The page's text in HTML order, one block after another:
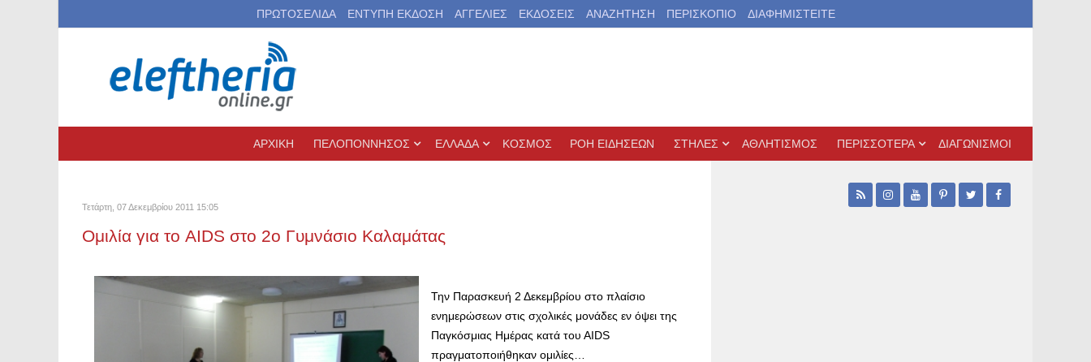
ΠΡΩΤΟΣΕΛΙΔΑ ΕΝΤΥΠΗ ΕΚΔΟΣΗ ΑΓΓΕΛΙΕΣ ΕΚΔΟΣΕΙΣ ΑΝΑΖΗΤΗΣΗ ΠΕΡΙΣΚΟΠΙΟ ΔΙΑΦΗΜΙΣΤΕΙΤΕ
ΑΡΧΙΚΗ ΠΕΛΟΠΟΝΝΗΣΟΣ ΕΛΛΑΔΑ ΚΟΣΜΟΣ ΡΟΗ ΕΙΔΗΣΕΩΝ ΣΤΗΛΕΣ ΑΘΛΗΤΙΣΜΟΣ ΠΕΡΙΣΣΟΤΕΡΑ ΔΙΑΓΩΝΙΣΜΟΙ
Τετάρτη, 07 Δεκεμβρίου 2011 15:05
Ομιλία για το AIDS στο 2ο Γυμνάσιο Καλαμάτας
Την Παρασκευή 2 Δεκεμβρίου στο πλαίσιο
ενημερώσεων στις σχολικές μονάδες εν όψει της
Παγκόσμιας Ημέρας κατά του ΑΙDS
πραγματοποιήθηκαν ομιλίες…